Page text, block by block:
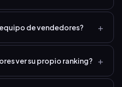
de vendedores? +
ver su propio ranking? +